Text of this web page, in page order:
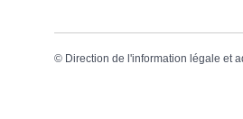
© Direction de l'information légale et